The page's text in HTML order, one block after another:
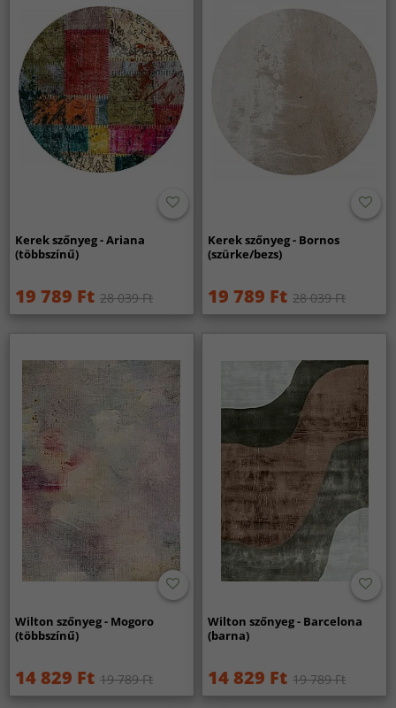
Kerek szőnyeg - Ariana
(többszínű)
19 789 Ft 28 039 Ft
Kerek szőnyeg - Bornos
(szürke/bezs)
19 789 Ft 28 039 Ft
Wilton szőnyeg - Mogoro
(többszínű)
14 829 Ft 19 789 Ft
Wilton szőnyeg - Barcelona
(barna)
14 829 Ft 19 789 Ft